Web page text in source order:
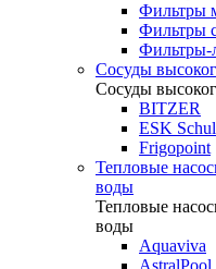
Фильтры
Фильтры
Фильтры-
Сосуды
Сосуды
BITZER
ESK
Frigopoint
Тепловые
воды
Тепловые
воды
Aquaviva
AstralPool